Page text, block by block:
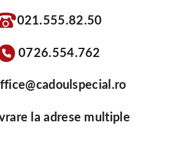
021.555.82.50
0726.554.762
la adrese multiple